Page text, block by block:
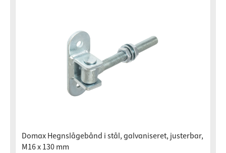
Domax Hegnslågebånd i stål, galvaniseret, justerbar,
M16 x 130 mm